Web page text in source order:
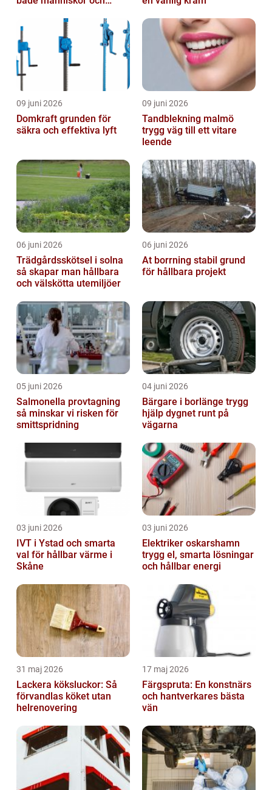
09 juni 2026
Domkraft grunden för
säkra och effektiva lyft
09 juni 2026
Tandblekning malmö
trygg väg till ett vitare
leende
06 juni 2026
Trädgårdsskötsel i solna
så skapar man hållbara
och välskötta utemiljöer
06 juni 2026
At borrning stabil grund
för hållbara projekt
05 juni 2026
Salmonella provtagning
så minskar vi risken för
smittspridning
04 juni 2026
Bärgare i borlänge trygg
hjälp dygnet runt på
vägarna
03 juni 2026
IVT i Ystad och smarta
val för hållbar värme i
Skåne
03 juni 2026
Elektriker oskarshamn
trygg el, smarta lösningar
och hållbar energi
31 maj 2026
Lackera köksluckor: Så
förvandlas köket utan
helrenovering
17 maj 2026
Färgspruta: En konstnärs
och hantverkares bästa
vän